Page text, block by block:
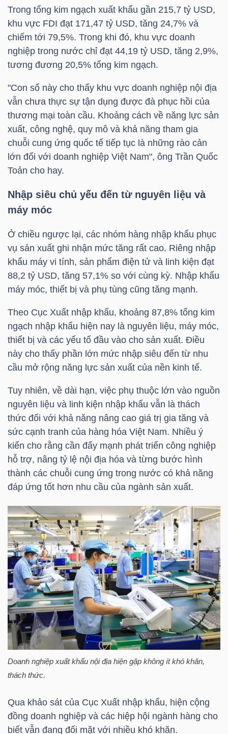
Trong tổng kim ngạch xuất khẩu gần 215,7 tỷ USD,
khu vực FDI đạt 171,47 tỷ USD, tăng 24,7% và
chiếm tới 79,5%. Trong khi đó, khu vực doanh
nghiệp trong nước chỉ đạt 44,19 tỷ USD, tăng 2,9%,
tương đương 20,5% tổng kim ngạch.
"Con số này cho thấy khu vực doanh nghiệp nội địa
vẫn chưa thực sự tận dụng được đà phục hồi của
thương mại toàn cầu. Khoảng cách về năng lực sản
xuất, công nghệ, quy mô và khả năng tham gia
chuỗi cung ứng quốc tế tiếp tục là những rào cản
lớn đối với doanh nghiệp Việt Nam", ông Trần Quốc
Toản cho hay.
Nhập siêu chủ yếu đến từ nguyên liệu và
máy móc
Ở chiều ngược lại, các nhóm hàng nhập khẩu phục
vụ sản xuất ghi nhận mức tăng rất cao. Riêng nhập
khẩu máy vi tính, sản phẩm điện tử và linh kiện đạt
88,2 tỷ USD, tăng 57,1% so với cùng kỳ. Nhập khẩu
máy móc, thiết bị và phụ tùng cũng tăng mạnh.
Theo Cục Xuất nhập khẩu, khoảng 87,8% tổng kim
ngạch nhập khẩu hiện nay là nguyên liệu, máy móc,
thiết bị và các yếu tố đầu vào cho sản xuất. Điều
này cho thấy phần lớn mức nhập siêu đến từ nhu
cầu mở rộng năng lực sản xuất của nền kinh tế.
Tuy nhiên, về dài hạn, việc phụ thuộc lớn vào nguồn
nguyên liệu và linh kiện nhập khẩu vẫn là thách
thức đối với khả năng nâng cao giá trị gia tăng và
sức cạnh tranh của hàng hóa Việt Nam. Nhiều ý
kiến cho rằng cần đẩy mạnh phát triển công nghiệp
hỗ trợ, nâng tỷ lệ nội địa hóa và từng bước hình
thành các chuỗi cung ứng trong nước có khả năng
đáp ứng tốt hơn nhu cầu của ngành sản xuất.
Doanh nghiệp xuất khẩu nội địa hiện gặp không ít khó khăn,
thách thức.
Qua khảo sát của Cục Xuất nhập khẩu, hiện cộng
đồng doanh nghiệp và các hiệp hội ngành hàng cho
biết vẫn đang đối mặt với nhiều khó khăn.
PHÁI
SINH
TRÁI
PHIẾU
CÔNG
CỤ
TƯ
Ngành
(-)
VS-
SECTOR
NĂNG
LƯỢNG
NGUYÊN
VẬT
LIỆU
CÔNG
NGHIỆP
THIẾT